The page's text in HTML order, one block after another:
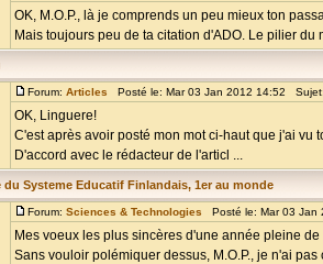
OK, M.O.P., là je comprends un peu mieux ton
Mais toujours peu de ta citation d'ADO. Le pilier du
Forum: Articles Posté le: Mar 03 Jan 2012 14:52
OK, Linguere!
C'est après avoir posté mon mot ci-haut que j'ai vu
D'accord avec le rédacteur de l'articl ...
du Systeme Educatif Finlandais, 1er au monde
Forum: Sciences & Technologies Posté le: Mar 03
Mes voeux les plus sincères d'une année pleine
Sans vouloir polémiquer dessus, M.O.P., je n'ai